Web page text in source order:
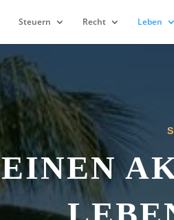
Steuern Recht Leben
EINEN